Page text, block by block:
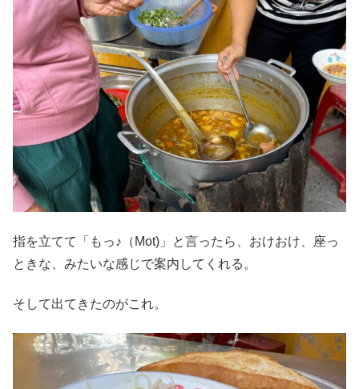
指を立てて「もっ♪（Mot)」と言ったら、おけおけ、座っ
ときな、みたいな感じで案内してくれる。
そして出てきたのがこれ。